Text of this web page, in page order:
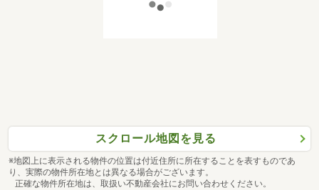
スクロール地図を見る
※地図上に表示される物件の位置は付近住所に所在することを表すものであ
り、実際の物件所在地とは異なる場合がございます。
正確な物件所在地は、取扱い不動産会社にお問い合わせください。